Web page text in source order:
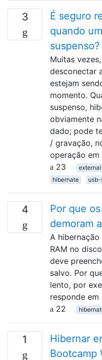
3
É seguro
quando
suspenso?
Muitas
desconectar
estejam
momento.
suspenso,
obviamente
dado; pode
/ gravação,
operação
23
hibernate
4
Por que
demoram
A
RAM no
deve
salvo. Por
lento, por
responde
22
1
Hibernar
Bootcamp